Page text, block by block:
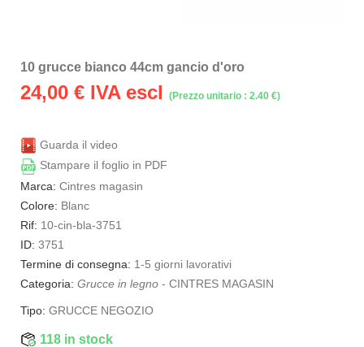
10 grucce bianco 44cm gancio d'oro
24,00 € IVA escl (Prezzo unitario : 2.40 €)
Guarda il video
Stampare il foglio in PDF
Marca: Cintres magasin
Colore: Blanc
Rif: 10-cin-bla-3751
ID: 3751
Termine di consegna: 1-5 giorni lavorativi
Categoria: Grucce in legno - CINTRES MAGASIN
Tipo: GRUCCE NEGOZIO
118 in stock